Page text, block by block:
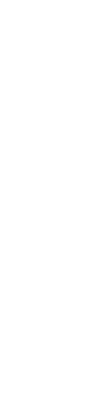
zakelijke
of reclame.
coöperatie
gebruik